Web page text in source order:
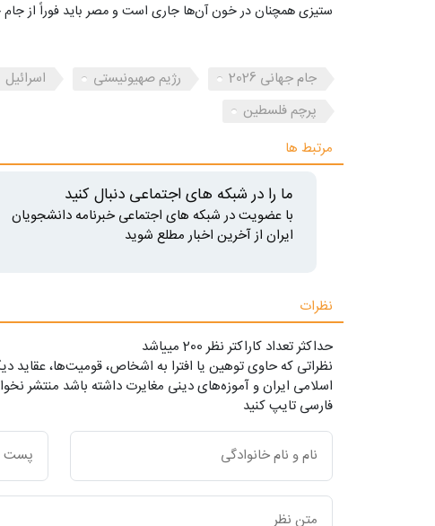
ستیزی همچنان در خون آن‌ها جاری است و مصر باید فوراً از
جام جهانی 2026 رژیم صهیونیستی اسرائیل
پرچم فلسطین
مرتبط ها
ما را در شبکه های اجتماعی دنبال کنید
با عضویت در شبکه های اجتماعی خبرنامه دانشجویان
ایران از آخرین اخبار مطلع شوید
نظرات
حداکثر تعداد کاراکتر نظر 200 ميياشد
نظراتی که حاوی توهین یا افترا به اشخاص، قومیت‌ها، عقاید
اسلامی ایران و آموزه‌های دینی مغایرت داشته باشد منتشر
فارسی تایپ کنید